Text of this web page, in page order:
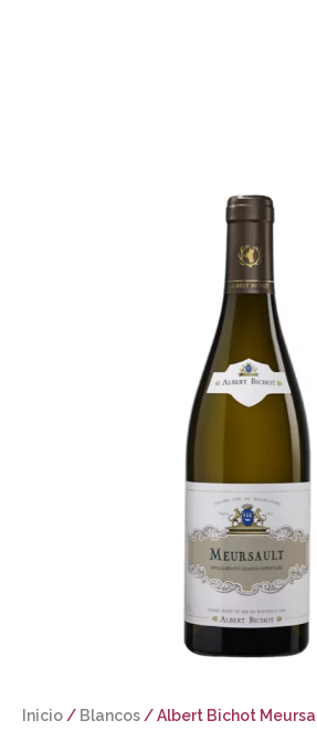
Inicio/ Blancos/ Albert Bichot